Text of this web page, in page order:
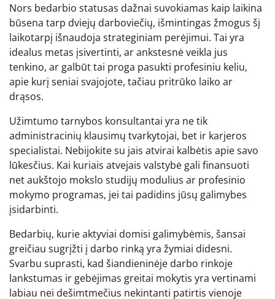
Nors bedarbio statusas dažnai suvokiamas kaip laikina
būsena tarp dviejų darboviečių, išmintingas žmogus šį
laikotarpį išnaudoja strateginiam perėjimui. Tai yra
idealus metas įsivertinti, ar ankstesnė veikla jus
tenkino, ar galbūt tai proga pasukti profesiniu keliu,
apie kurį seniai svajojote, tačiau pritrūko laiko ar
drąsos.
Užimtumo tarnybos konsultantai yra ne tik
administracinių klausimų tvarkytojai, bet ir karjeros
specialistai. Nebijokite su jais atvirai kalbėtis apie savo
lūkesčius. Kai kuriais atvejais valstybė gali finansuoti
net aukštojo mokslo studijų modulius ar profesinio
mokymo programas, jei tai padidins jūsų galimybes
įsidarbinti.
Bedarbių, kurie aktyviai domisi galimybėmis, šansai
greičiau sugrįžti į darbo rinką yra žymiai didesni.
Svarbu suprasti, kad šiandieninėje darbo rinkoje
lankstumas ir gebėjimas greitai mokytis yra vertinami
labiau nei dešimtmečius nekintanti patirtis vienoje